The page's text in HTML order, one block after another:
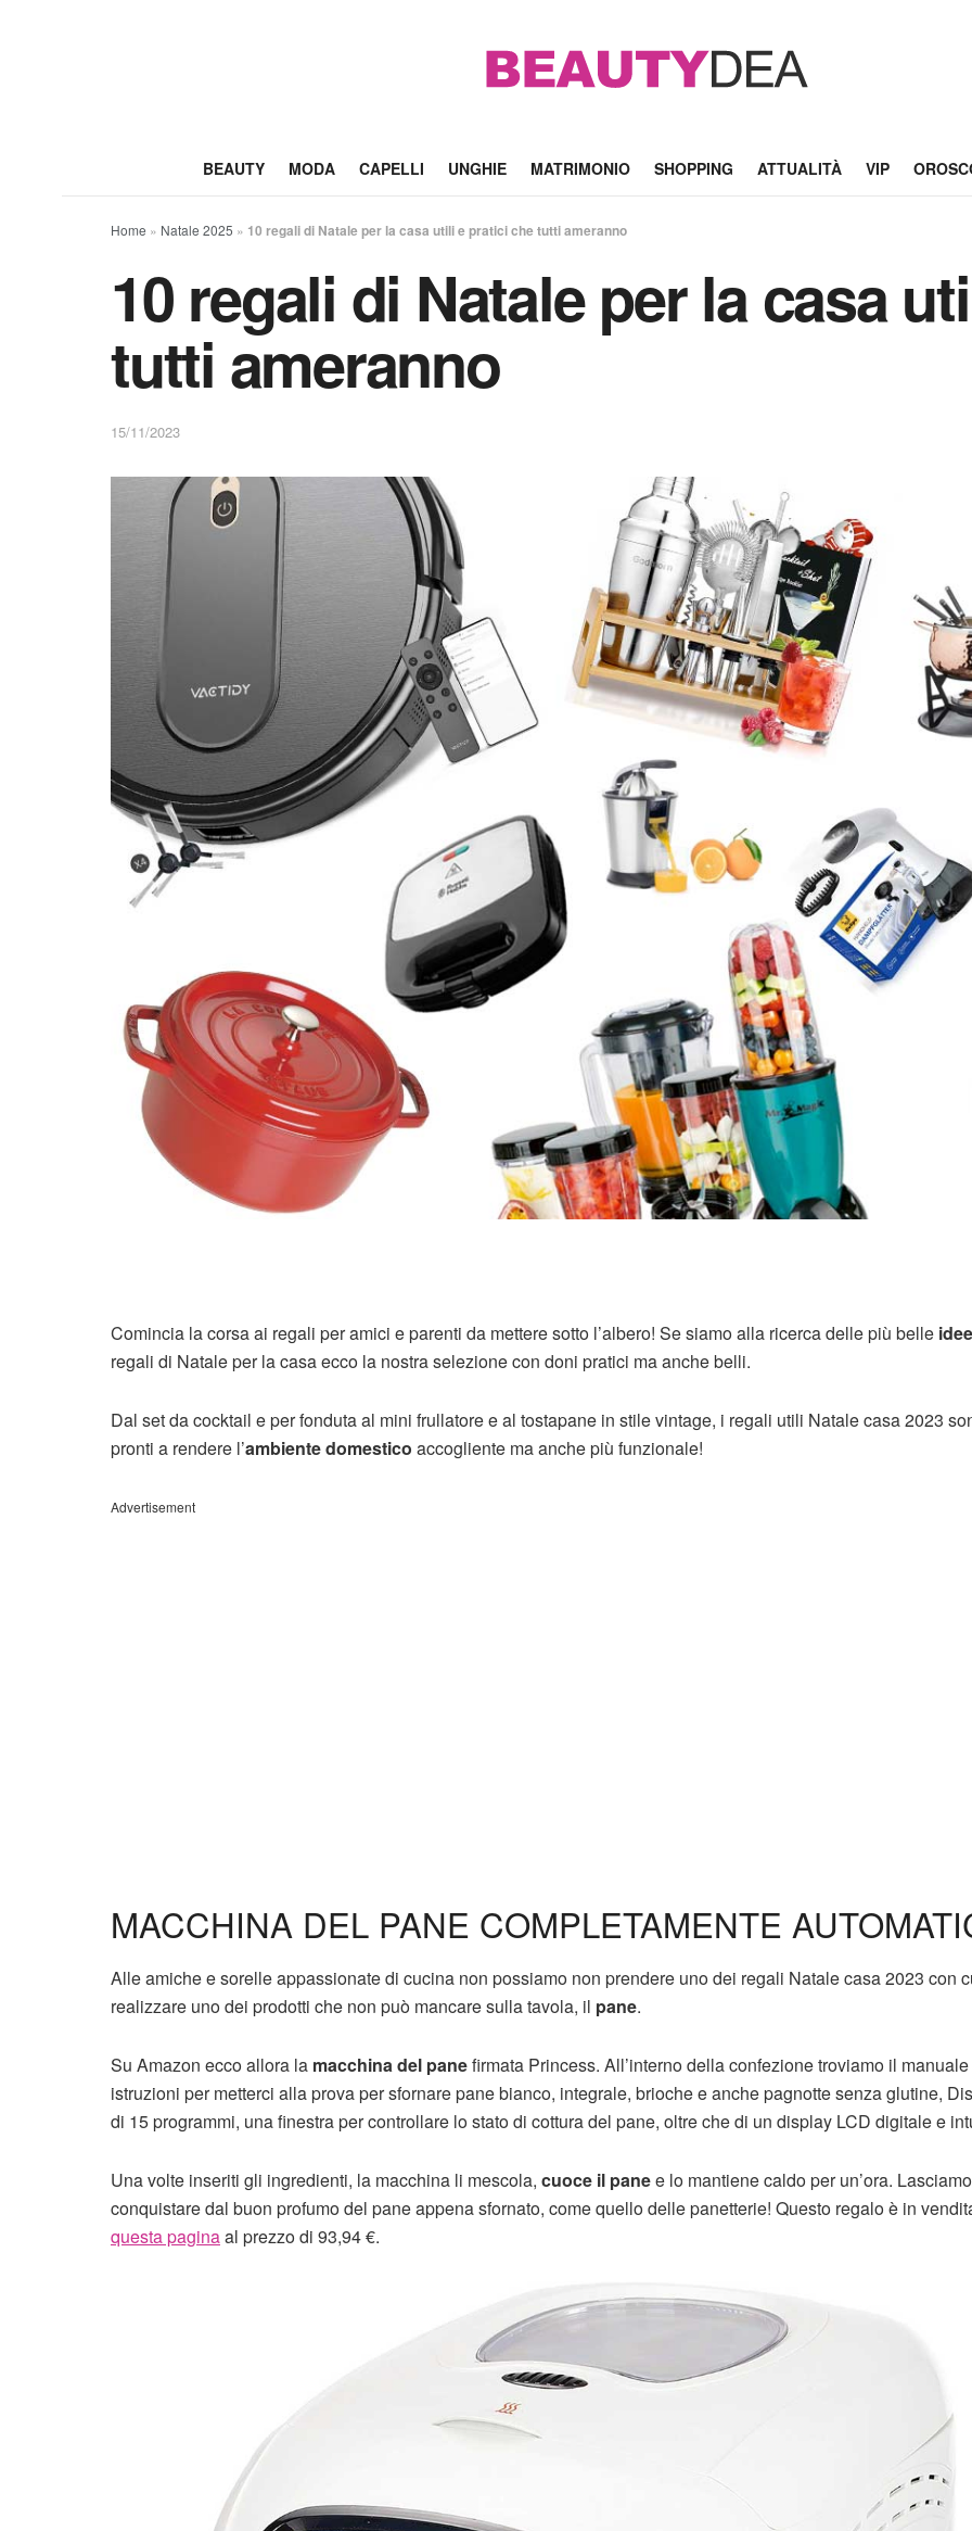
BEAUTY MODA CAPELLI UNGHIE MATRIMONIO SHOPPING ATTUALITÀ VIP
Home » Natale 2025 » 10 regali di Natale per la casa utili e pratici che tutti ameranno
10 regali di Natale per la casa
tutti ameranno
15/11/2023
Comincia la corsa ai regali per amici e parenti da mettere sotto l’albero! Se siamo alla ricerca delle più belle idee
regali di Natale per la casa ecco la nostra selezione con doni pratici ma anche belli.
Dal set da cocktail e per fonduta al mini frullatore e al tostapane in stile vintage, i regali utili Natale casa 2023
pronti a rendere l’ambiente domestico accogliente ma anche più funzionale!
Advertisement
MACCHINA DEL PANE COMPLETAMENTE
Alle amiche e sorelle appassionate di cucina non possiamo non prendere uno dei regali Natale casa 2023 con
realizzare uno dei prodotti che non può mancare sulla tavola, il pane.
Su Amazon ecco allora la macchina del panefirmata Princess. All’interno della confezione troviamo il
istruzioni per metterci alla prova per sfornare pane bianco, integrale, brioche e anche pagnotte senza glutine,
di 15 programmi, una finestra per controllare lo stato di cottura del pane, oltre che di un display LCD digitale e
Una volte inseriti gli ingredienti, la macchina li mescola, cuoce il panee lo mantiene caldo per un’ora.
conquistare dal buon profumo del pane appena sfornato, come quello delle panetterie! Questo regalo è in
questa paginaal prezzo di 93,94 €.